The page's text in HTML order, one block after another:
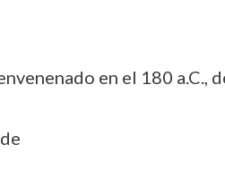
en el 180 a.C.,